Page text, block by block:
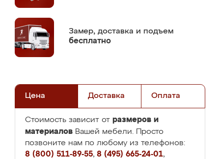
Замер, доставка и подъем
бесплатно
Цена Доставка Оплата
Стоимость зависит от размеров и
материалов Вашей мебели. Просто
позвоните нам по любому из телефонов:
8 (800) 511-89-55, 8 (495) 665-24-01,